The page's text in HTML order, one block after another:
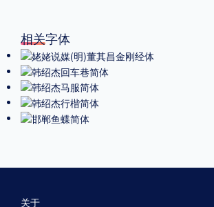
相关字体
关于